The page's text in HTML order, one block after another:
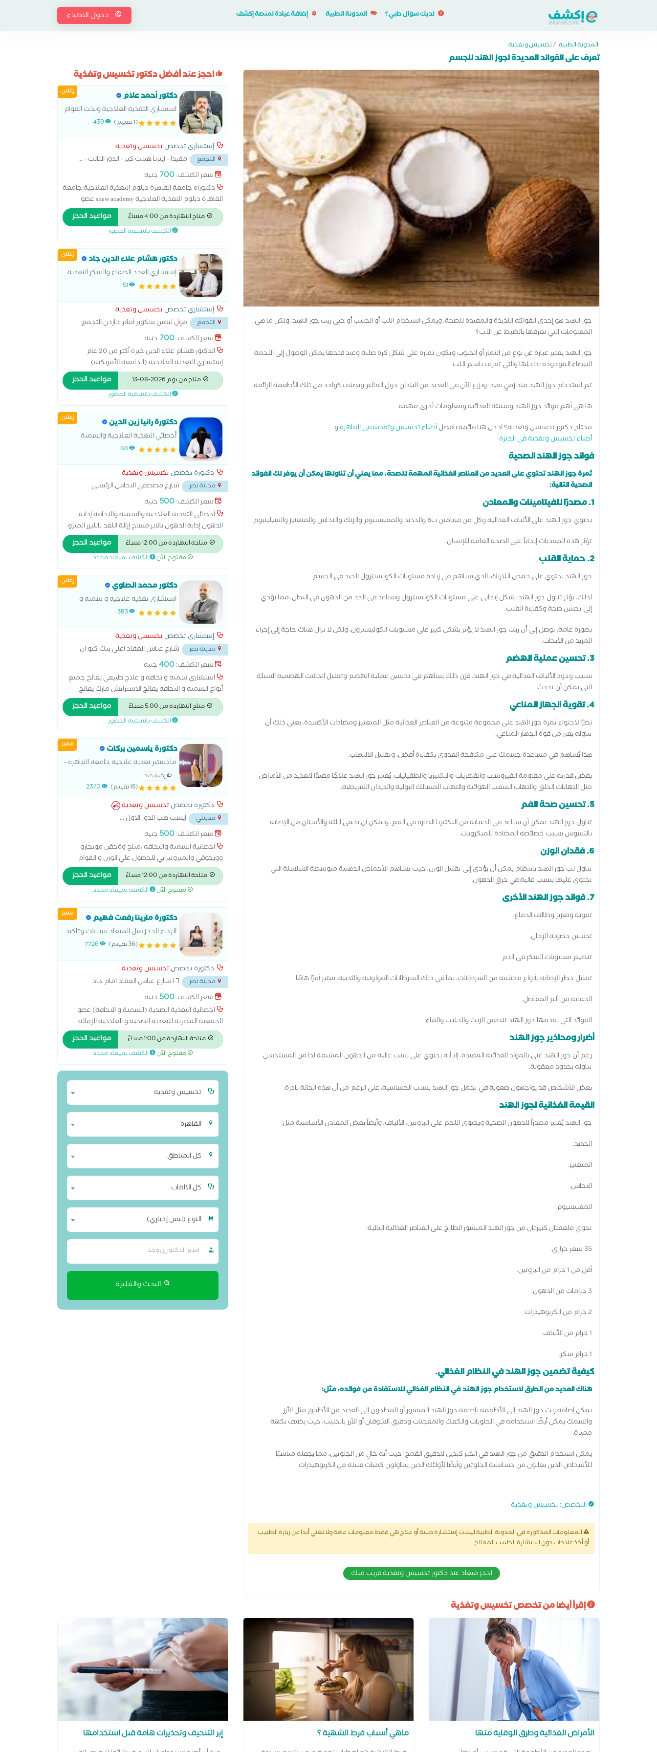
لديك سؤال طبي؟ المدونة الطبية إضافة عيادة لمنصة إكشف دخول الاطباء
المدونة الطبية /تخسيس وتغذية
تعرف على الفوائد العديدة لجوز الهند للجسم
جوز الهند هو إحدى الفواكه اللذيذة والمفيدة للصحة، ويمكن استخدام اللب أو الحليب أو حتى زيت جوز الهند. ولكن ما هي
المعلومات التي تعرفها بالضبط عن اللب؟
جوز الهند يعتبر عبارة عن نوع من الثمار أو الحبوب وتكون ثماره على شكل كرة صلبة وعند فتحها يمكن الوصول إلى اللحمة
البيضاء الموجودة بداخلها والتي تعرف باسم اللب.
تم استخدام جوز الهند منذ زمنٍ بعيد ويزرع الآن في العديد من البلدان حول العالم ويصنف كواحد من تلك الأطعمة الرائعة.
ها هي أهم فوائد جوز الهند وقيمته الغذائية ومعلومات أخرى مهمة.
محتاج دكتور تخسيس وتغذية؟ ادخل هنا قائمة بافضلأطباء تخسيس وتغذية في القاهرةو
أطباء تخسيس وتغذية في الجيزة
فوائد جوز الهند الصحية
ثمرة جوز الهند تحتوي على العديد من العناصر الغذائية المهمة للصحة، مما يعني أن تناولها يمكن أن يوفر لك الفوائد
الصحية التالية:
1. مصدرًا للفيتامينات والمعادن
يحتوي جوز الهند على الألياف الغذائية وكل من فيتامين ب6 والحديد والمغنيسيوم والزنك والنحاس والمنغنيز والسيلينيوم.
تؤثر هذه المغذيات إيجاباً على الصحة العامة للإنسان.
2. حماية القلب
جوز الهند يحتوي على حمض اللاريك، الذي يساهم في زيادة مستويات الكوليسترول الجيد في الجسم.
لذلك، يؤثر تناول جوز الهند بشكل إيجابي على مستويات الكوليسترول ويساعد في الحد من الدهون في البطن، مما يؤدي
إلى تحسن صحة وكفاءة القلب.
بصورة عامة، توصل إلى أن زيت جوز الهند لا يؤثر بشكل كبير على مستويات الكوليسترول، ولكن لا تزال هناك حاجة إلى إجراء
المزيد من الأبحاث.
3. تحسين عملية الهضم
بسبب وجود الألياف الغذائية في جوز الهند، فإن ذلك يساهم في تحسين عملية الهضم وتقليل الحالات الهضمية السيئة
التي يمكن أن تحدث.
4. تقوية الجهاز المناعي
نظرًا لاحتواء ثمرة جوز الهند على مجموعة متنوعة من العناصر الغذائية مثل المنغنيز ومضادات الأكسدة، يعني ذلك أن
تناوله يعزز من قوة الجهاز المناعي.
هذا يُساهم في مساعدة جسمك على مكافحة العدوى بكفاءة أفضل، وتقليل الالتهاب.
بفضل قدرته على مقاومة الفيروسات والفطريات والبكتيريا والطفيليات, يُعتبر جوز الهند علاجًا مفيدًا للعديد من الأمراض
مثل التهابات الحلق والتهاب الشعب الهوائية والتهاب المسالك البولية والديدان الشريطية.
5. تحسين صحة الفم
تناول جوز الهند يمكن أن يساعد في الحماية من البكتيريا الضارة في الفم، ويمكن أن يحمي اللثة والأسنان من الإصابة
بالتسوس بسبب خصائصه المضادة للميكروبات.
6. فقدان الوزن
تناول لب جوز الهند بانتظام يمكن أن يؤدي إلى تقليل الوزن، حيث تساهم الأحماض الدهنية متوسطة السلسلة التي
تحتوي عليها بنسب عالية في حرق الدهون.
7. فوائد جوز الهند الأخرى
تقوية وتعزيز وظائف الدماغ.
تحسين خصوبة الرجال.
تنظيم مستويات السكر في الدم.
تقليل خطر الإصابة بأنواع مختلفة من السرطانات، بما في ذلك السرطانات القولونية والثديية، يعتبر أمرًا هامًا.
الحماية من ألم المفاصل.
الفوائد التي يقدمها جوز الهند تتضمن الزيت والحليب والماء.
أضرار ومحاذير جوز الهند
رغم أن جوز الهند غني بالمواد الغذائية المفيدة، إلا أنه يحتوي على نسب عالية من الدهون المشبعة لذا من المستحسن
تناوله بحدود معقولة.
بعض الأشخاص قد يواجهون صعوبة في تحمل جوز الهند بسبب الحساسية، على الرغم من أن هذه الحالة نادرة.
القيمة الغذائية لجوز الهند
جوز الهند يُعتبر مصدراً للدهون الصحية ويحتوي اللحم على البروتين، الألياف، وأيضاً بعض المعادن الأساسية مثل:
الحديد.
المنغنيز.
النحاس.
المغنيسيوم.
تحوي ملعقتان كبيرتان من جوز الهند المبشور الطازج على العناصر الغذائية التالية:
35 سعر حراري.
أقل من 1 جرام من البروتين.
3 جرامات من الدهون.
2 جرام من الكربوهيدرات.
1 جرام من الألياف.
1 جرام سكر.
كيفية تضمين جوز الهند في النظام الغذائي.
هناك العديد من الطرق لاستخدام جوز الهند في النظام الغذائي للاستفادة من فوائده، مثل:
يمكن إضافة زيت جوز الهند إلى الأطعمة بإضافة جوز الهند المبشور أو المطحون إلى العديد من الأطباق مثل الأرز
والسمك يمكن أيضًا استخدامه في الحلويات والكعك والمعجنات ودقيق الشوفان أو الأرز بالحليب، حيث يضيف نكهة
مميزة.
يمكن استخدام الدقيق من جوز الهند في الخبز كبديل للدقيق القمح؛ حيث أنه خالٍ من الجلوتين، مما يجعله مناسبًا
للأشخاص الذين يعانون من حساسية الجلوتين وأيضًا لأولئك الذين يتناولون كميات قليلة من الكربوهيدرات.
التخصص: تخسيس وتغذية
المعلومات المذكورة في المدونة الطبية ليست إستشارة طبية أو علاج هي فقط معلومات عامة ولا تغني أبدا عن زيارة الطبيب
أو أخذ علاجات دون إستشارة الطبيب المعالج
احجز ميعاد عند دكتور تخسيس وتغذية قريب منك
احجز عند أفضل دكتور تخسيس وتغذية
إعلان دكتور أحمد علام
استشاري التغذية العلاجية ونحت القوام
(1 تقييم) 439
إستشاري تخصص تخسيس وتغذية
التجمع مفيدا - ايترنا هيلث كير - الدور الثالث -...
سعر الكشف:700 جنيه
دكتوراه جامعة القاهرة دبلوم التغذية العلاجية جامعة
القاهرة دبلوم التغذية العلاجية shaw academy عضو
الجمعية المصرية لدراسة السمنة عضو الجمعية
البريطانية المصرية للسمنة عضو الجمعية المصرية
العربية للتغذية العلاجية EASHTN
متاح النهاردة من 4:00 مساءً مواعيد الحجز
الكشف باسبقية الحضور
إعلان دكتور هشام علاء الدين جاد
إستشاري الغدد الصماء والسكر التغذية
العلاجية-الجامعة الأمريكية
51
إستشاري تخصص تخسيس وتغذية
التجمع
مول ليفين سكوير أمام جاردن التجمع
الخامس...
سعر الكشف:700 جنيه
الدكتور هشام علاء الدين خبرة أكثر من 20 عام
إستشاري التغذية العلاجية (الجامعة الأمريكية)
بمستشفي المقاولون العرب وإستشاري الغدد الصماء
والسكر بمستشفي بدايات..عضو الجمعية العربية لأمراض
السكر والميتابوليزم
متاح من يوم 2026-08-13 مواعيد الحجز
الكشف باسبقية الحضور
إعلان دكتورة رانيا زين الدين
أخصائي التغذية العلاجية والسمنة
والنحافة
88
دكتورة تخصص تخسيس وتغذية
مدينة نصر
شارع مصطفي النحاس الرئيسي
بجوار مدرسه المنهل... سعر الكشف:500 جنيه
أخصائي التغذية العلاجية والسمنة والنحافة إذابة
الدهون إذابة الدهون بالاير مساج إزالة اللغد بالليزر الميزو
ثيرابي للشعر تفتيت الدهون بالتبريد جهاز الكافيتيشن
جهاز راديو فريكونسي لشد الترهلات شد البطن بالخيوط
شد الترهلات بالليزر شد الثدي بالخيوط شد الجزء السفلي
بالخيوط شد الذراعين بالخيوط شد الفخذ بالخيوط شد
المؤخرة بالخيوط شفط الدهون بالفيزر شفط الدهون
بالليزر علاج الخطوط البيضاء في الجسم بالليزر علاج
السيلوليت بالكربوكسي علاج السيلوليت بالليزر علاج
تشققات البطن بعد الولادة بالليزر علاج علامات تمدد
الجلد بالكربوكسي عملية شد البطن عملية شد الثدي
عملية شد الذراعين عملية شد الفخذ عملية شد المؤخرة
ميزوثيرابي للهالات السوداء ميزوثيرابي للوجه نحت
الجسم بالأشعة تحت الحمراء نحت الجسم بالليزر نحت
الجسم بالموجات الصوتية نظام غذائي
متاحة النهاردة من 12:00 مساءً مواعيد الحجز
مفتوح الآن الكشف بميعاد محدد
إعلان دكتور محمد الصاوي
استشاري تغذيه علاجيه و سمنه و
نحافه اخصائي علاج طبيعي جامعه
383
إستشاري تخصص تخسيس وتغذية
مدينة نصر
شارع عباس العقاد اعلى بنك كيو ان
... سعر الكشف:400جنيه
استشاري سمنه و نحافه و علاج طبيعي يعالج جميع
أنواع السمنه و النحافه يعالج الاستراتش مارك يعالج
الدهون الثلاثيه او الحشاويه يعالج منطقه البطن
والأرداف و الزراعين و الظهر من الدهون تخصص في
التصريف اللمفاوي بعد العمليات الجراحيه
متاح النهاردة من 5:00 مساءً مواعيد الحجز
الكشف باسبقية الحضور
مميز دكتورة ياسمين بركات
ماجستير تغذية علاجيه جامعه القاهره -
نحت قوام غير جراحي متاح جميع اجهزه
نحت القوام باحدث التقنيات وابر تذويب
وشد الدهون الموضعيه وحقن مونجارو
Mounjaro وحقن ويجوڤي Wegovy
إختيار جيد
(15 تقييم) 2370
دكتورة تخصص تخسيس وتغذية
مدينتي ايست هب الدور الاول...
سعر الكشف:500 جنيه
اخصائية السمنة والنحافه ،متاح وةحقن مونجارو
وويجوڤي والميزوثيرابي للحصول علي الوزن و القوام
المثالي و احدث اجهزه التخسيس ونحت القوام الغير
جراحي باحدث التقنيات الاكثر اماناً . ماجستير تغذية
علاجية جامعة القاهره , دبلومه تغذية علاجيه جامعه
نحت القوام الغير جراحي
متاحة النهاردة من 12:00 مساءً مواعيد الحجز
مفتوح الآن الكشف بميعاد محدد
مميز دكتورة مارينا رفعت فهيم
الرجاء الحجز قبل الميعاد بساعات وتاكيد
الميعاد واتس اب على الرقم اخصائية
القوام ونحت الجسم اللاجراحى خصائية
التغذية الصحية (السمنة و
(36 تقييم) 7726
دكتورة تخصص تخسيس وتغذية
مدينة نصر
١٠٦ شارع عباس العقاد امام جاد
العمارة الى فيها معمل الفا... سعر الكشف:500 جنيه
اخصائية التغذية الصحية (السمنة و النحافة) عضو
الجمعية المصرية للتغذية الصحية و العلاجية الزمالة
الدولية بجامعة سمارت انتل الدولية
متاحة النهاردة من 1:00 مساءً مواعيد الحجز
مفتوح الآن الكشف بميعاد محدد
تخسيس وتغذية
القاهرة
كل المناطق
كل الالقاب
النوع (ليس إجباري)
البحث والفلترة
إقرأ أيضا من تخصص تخسيس وتغذية
الأمراض الغذائية وطرق الوقاية منها ماهي أسباب فرط الشهية ؟ إبر التنحيف وتحذيرات هامة قبل استخدامها